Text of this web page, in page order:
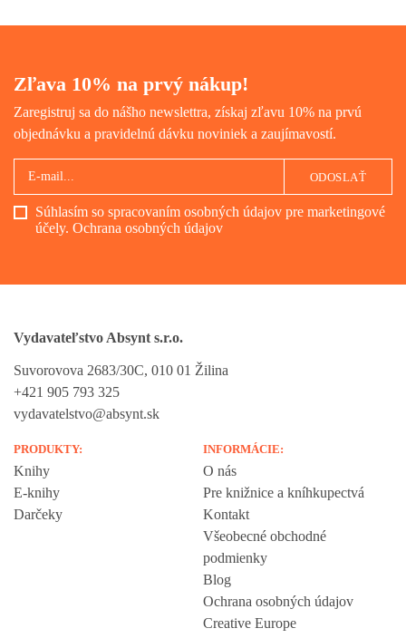
Zľava 10% na prvý nákup!
Zaregistruj sa do nášho newslettra, získaj zľavu 10% na prvú
objednávku a pravidelnú dávku noviniek a zaujímavostí.
Súhlasím so spracovaním osobných údajov pre marketingové
účely. Ochrana osobných údajov
ODOSLAŤ
Vydavateľstvo Absynt s.r.o.
Suvorovova 2683/30C, 010 01 Žilina
+421 905 793 325
vydavatelstvo@absynt.sk
PRODUKTY:
Knihy
E-knihy
Darčeky
INFORMÁCIE:
O nás
Pre knižnice a kníhkupectvá
Kontakt
Všeobecné obchodné
podmienky
Blog
Ochrana osobných údajov
Creative Europe